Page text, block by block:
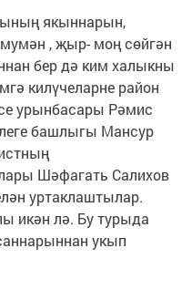
якыннарын,
, җыр- моң сөйгән
бер дә ким халыкны
килүчеларне район
урынбасары Рәмис
башлыгы Мансур
Шәфагать Салихов
уртаклаштылар.
икән лә. Бу турыда
укып